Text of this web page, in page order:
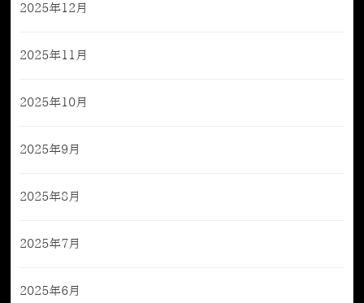
2025年12月
2025年11月
2025年10月
2025年9月
2025年8月
2025年7月
2025年6月